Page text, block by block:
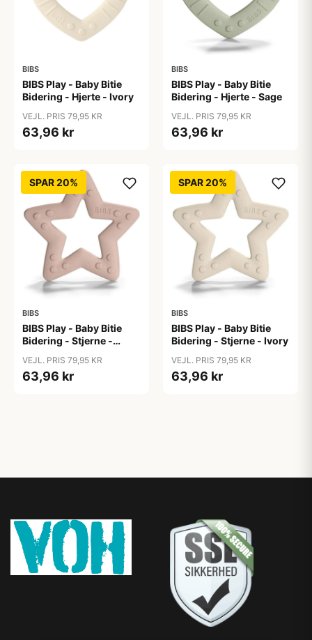
BIBS
BIBS Play - Baby Bitie
Bidering - Hjerte - Ivory
VEJL. PRIS 79,95 KR
63,96 kr
BIBS
BIBS Play - Baby Bitie
Bidering - Hjerte - Sage
VEJL. PRIS 79,95 KR
63,96 kr
SPAR 20%
BIBS
BIBS Play - Baby Bitie
Bidering - Stjerne -
VEJL. PRIS 79,95 KR
63,96 kr
SPAR 20%
BIBS
BIBS Play - Baby Bitie
Bidering - Stjerne - Ivory
VEJL. PRIS 79,95 KR
63,96 kr